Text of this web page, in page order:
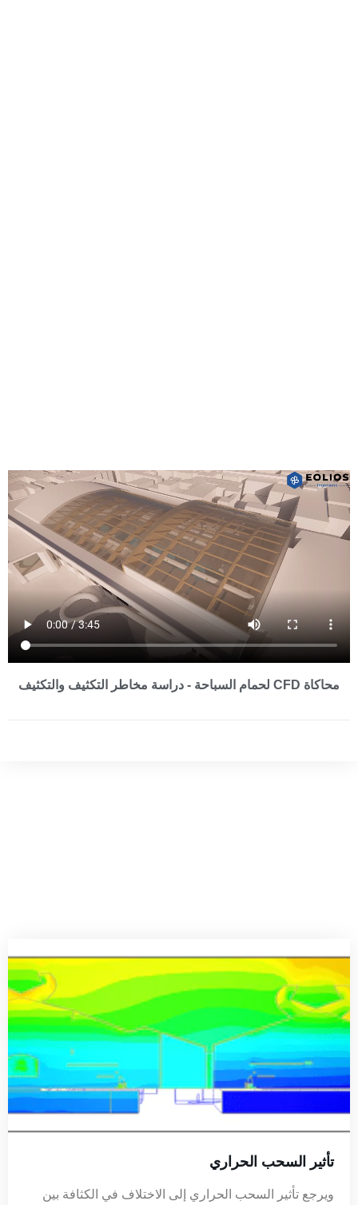
محاكاة CFD لحمام السباحة - دراسة مخاطر التكثيف والتكثيف
تأثير السحب الحراري
ويرجع تأثير السحب الحراري إلى الاختلاف في الكثافة بين